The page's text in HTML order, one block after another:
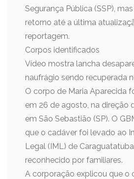
Segurança Pública (SSP),
retorno até a última
reportagem.
Corpos identificados
Vídeo mostra lancha
naufrágio sendo recuperada
O corpo de Maria Aparecida
em 26 de agosto, na direção
em São Sebastião (SP). O
que o cadáver foi levado ao
Legal (IML) de
reconhecido por familiares.
A corporação explicou que o